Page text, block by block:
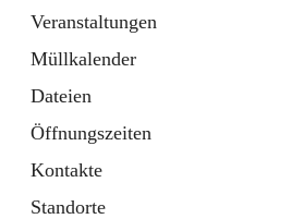
Veranstaltungen
Müllkalender
Dateien
Öffnungszeiten
Kontakte
Standorte